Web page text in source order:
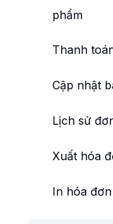
phẩm
Thanh
Cập nhật
Lịch sử
Xuất hóa
In hóa đơn